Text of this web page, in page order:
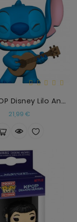
Figura POP Disney Lilo And Stitch - Stitch With Uk
21,99 €Precio